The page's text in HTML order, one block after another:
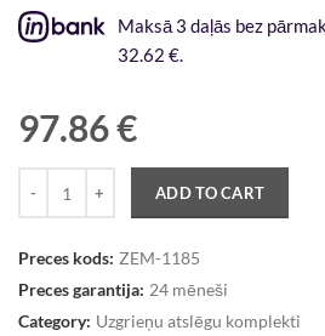
Maksā 3 daļās bez
32.62 €.
97.86€
ADD TO CART
Preces kods: ZEM-1185
Preces garantija: 24 mēneši
Category: Uzgrieņu atslēgu komplekti